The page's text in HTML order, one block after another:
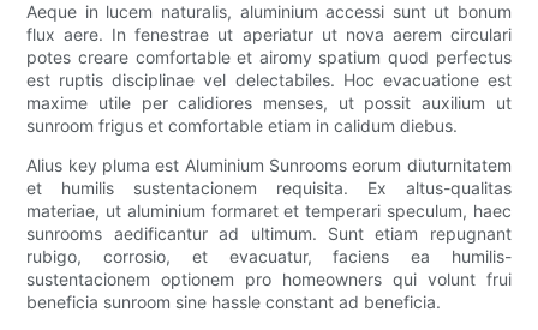
Aeque in lucem naturalis, aluminium accessi sunt ut bonum
flux aere. In fenestrae ut aperiatur ut nova aerem circulari
potes creare comfortable et airomy spatium quod perfectus
est ruptis disciplinae vel delectabiles. Hoc evacuatione est
maxime utile per calidiores menses, ut possit auxilium ut
sunroom frigus et comfortable etiam in calidum diebus.
Alius key pluma est Aluminium Sunrooms eorum diuturnitatem
et humilis sustentacionem requisita. Ex altus-qualitas
materiae, ut aluminium formaret et temperari speculum, haec
sunrooms aedificantur ad ultimum. Sunt etiam repugnant
rubigo, corrosio, et evacuatur, faciens ea humilis-
sustentacionem optionem pro homeowners qui volunt frui
beneficia sunroom sine hassle constant ad beneficia.